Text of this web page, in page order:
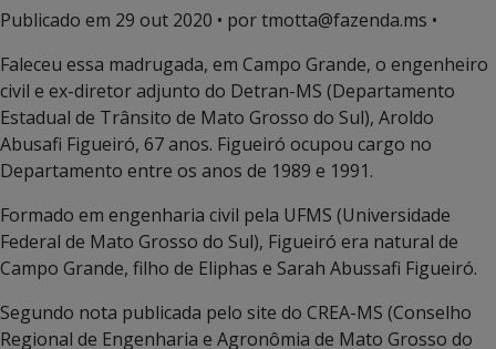
Publicado em 29 out 2020 • por tmotta@fazenda.ms •
Faleceu essa madrugada, em Campo Grande, o engenheiro
civil e ex-diretor adjunto do Detran-MS (Departamento
Estadual de Trânsito de Mato Grosso do Sul), Aroldo
Abusafi Figueiró, 67 anos. Figueiró ocupou cargo no
Departamento entre os anos de 1989 e 1991.
Formado em engenharia civil pela UFMS (Universidade
Federal de Mato Grosso do Sul), Figueiró era natural de
Campo Grande, filho de Eliphas e Sarah Abussafi Figueiró.
Segundo nota publicada pelo site do CREA-MS (Conselho
Regional de Engenharia e Agronômia de Mato Grosso do